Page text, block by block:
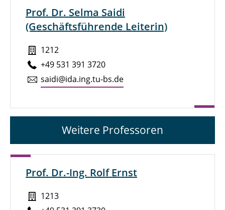
Prof. Dr. Selma Saidi
(Geschäftsführende Leiterin)
1212
+49 531 391 3720
saidi@ida.ing.tu-bs.de
Weitere Professoren
Prof. Dr.-Ing. Rolf Ernst
1213